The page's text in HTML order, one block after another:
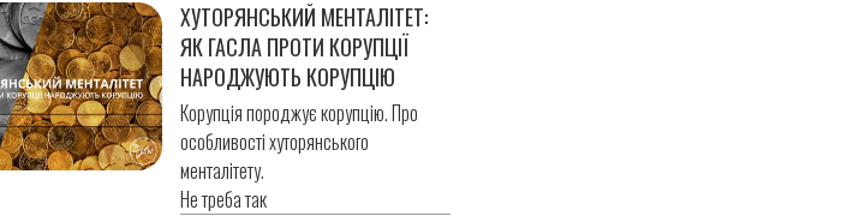
ХУТОРЯНСЬКИЙ МЕНТАЛІТЕТ:
ЯК ГАСЛА ПРОТИ КОРУПЦІЇ
НАРОДЖУЮТЬ КОРУПЦІЮ
Корупція породжує корупцію. Про
особливості хуторянського
менталітету.
Не треба так